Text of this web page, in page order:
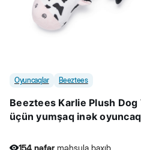
Oyuncaqlar Beeztees
Beeztees Karlie Plush
üçün yumşaq inək
154 nəfər məhsula baxıb